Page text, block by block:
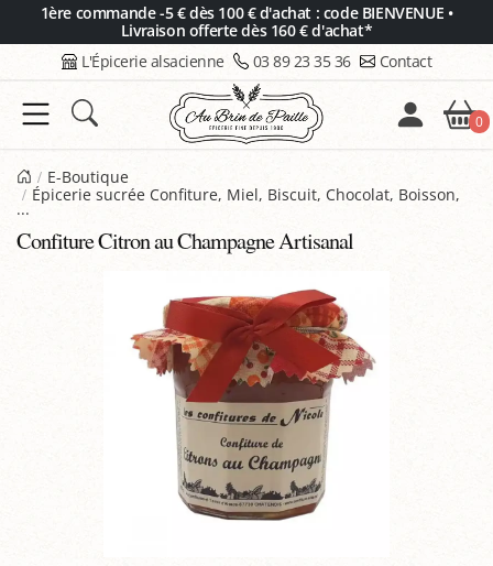
1ère commande -5 € dès 100 € d'achat : code BIENVENUE •
Livraison offerte dès 160 € d'achat*
L'Épicerie alsacienne 03 89 23 35 36 Contact
0
E-Boutique
Épicerie sucrée Confiture, Miel, Biscuit, Chocolat, Boisson,
...
Confiture Citron au Champagne Artisanal
Panneau de gestion des cookies